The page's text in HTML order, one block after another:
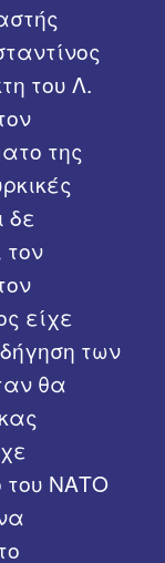
του Λ.
της
δε
τον
είχε
των
θα
του ΝΑΤΟ